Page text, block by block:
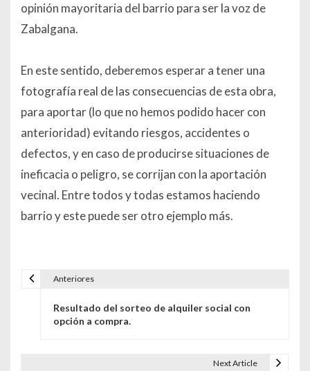
opinión mayoritaria del barrio para ser la voz de
Zabalgana.
En este sentido, deberemos esperar a tener una
fotografía real de las consecuencias de esta obra,
para aportar (lo que no hemos podido hacer con
anterioridad) evitando riesgos, accidentes o
defectos, y en caso de producirse situaciones de
ineficacia o peligro, se corrijan con la aportación
vecinal. Entre todos y todas estamos haciendo
barrio y este puede ser otro ejemplo más.
Anteriores
Resultado del sorteo de alquiler social con
opción a compra.
Next Article